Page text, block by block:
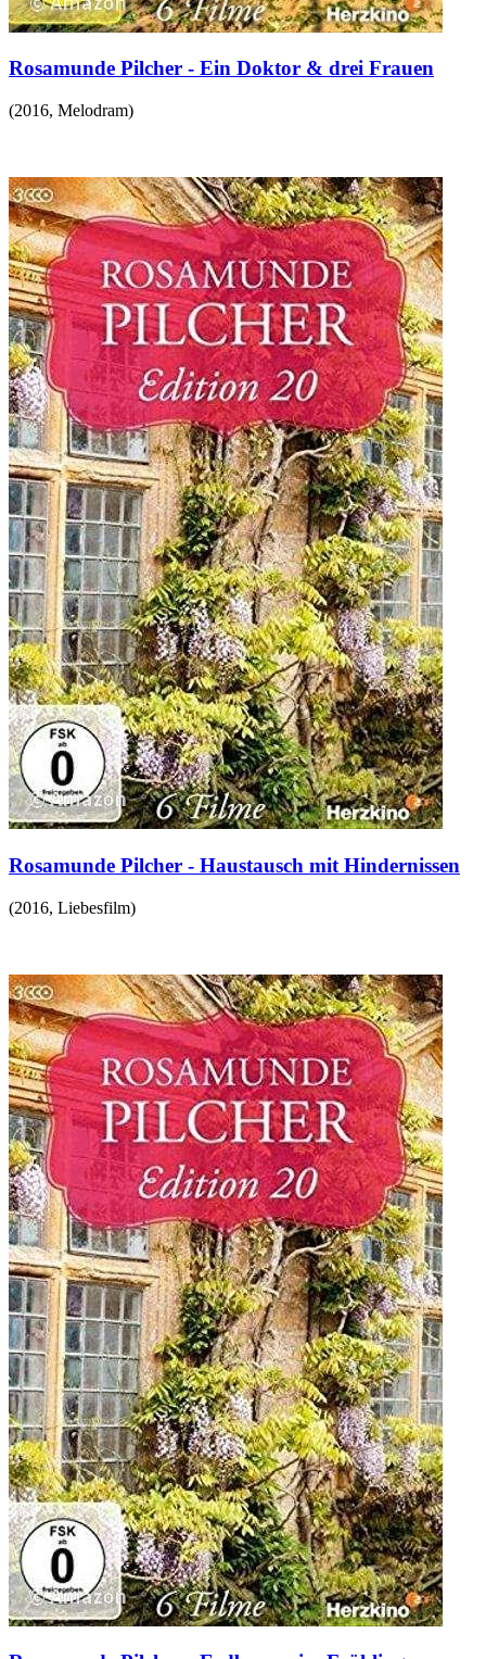
Rosamunde Pilcher - Ein Doktor & drei Frauen
(2016, Melodram)
Rosamunde Pilcher - Haustausch mit Hindernissen
(2016, Liebesfilm)